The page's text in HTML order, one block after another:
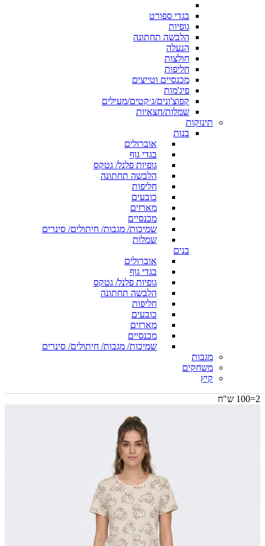
בגדי ספורט
גופיות
הלבשה תחתונה
הנעלה
חולצות
חליפות
מכנסיים וטייצים
פיג'מות
קפוצ'ונים/ג׳קטים/מעילים
שמלות/חצאיות
תינוקות
בנות
אוברולים
בגדי גוף
גופיות פלנל/ גטקס
הלבשה תחתונה
חליפות
כובעים
מארזים
מכנסיים
שמיכות/ מגבות/ חיתולים/ סינרים
שמלות
בנים
אוברולים
בגדי גוף
גופיות פלנל/ גטקס
הלבשה תחתונה
חליפות
כובעים
מארזים
מכנסיים
שמיכות/ מגבות/ חיתולים/ סינרים
מגבות
משחקים
קיץ
2=100 ש"ח